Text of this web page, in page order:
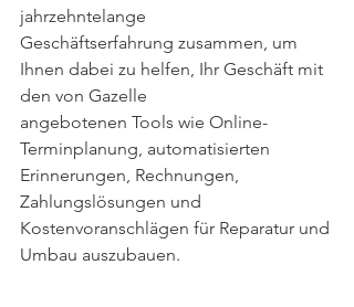
jahrzehntelange
Geschäftserfahrung zusammen, um
Ihnen dabei zu helfen, Ihr Geschäft mit
den von Gazelle
angebotenen Tools wie Online-
Terminplanung, automatisierten
Erinnerungen, Rechnungen,
Zahlungslösungen und
Kostenvoranschlägen für Reparatur und
Umbau auszubauen.